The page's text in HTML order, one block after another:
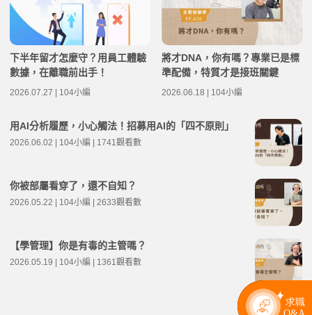
下半年留才怎麼守？用員工體驗
數據，在離職前出手！
2026.07.27 | 104小編
將才DNA，你有嗎？專業已是標
準配備，特質才是接班關鍵
2026.06.18 | 104小編
用AI分析履歷，小心觸法！招募用AI的「四不原則」
2026.06.02 | 104小編 | 1741觀看數
你被部屬看穿了，還不自知？
2026.05.22 | 104小編 | 2633觀看數
【學管理】你是有毒的主管嗎？
2026.05.19 | 104小編 | 1361觀看數